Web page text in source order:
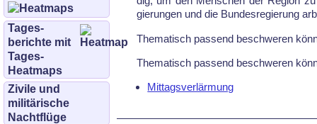
Tages­
berichte mit
Tages-
Heatmaps
Zivile und
militärische
Nachtflüge
gie­run­gen und die Bun­des­re­gie­rung
The­ma­tisch pas­send be­schwe­ren
The­ma­tisch pas­send be­schwe­ren
Mittagsverlärmung